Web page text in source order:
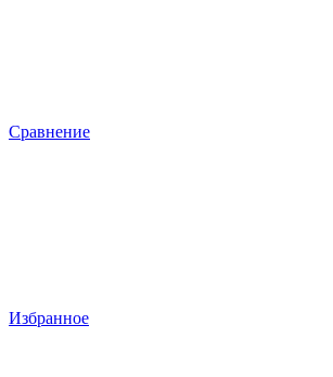
Сравнение
Избранное